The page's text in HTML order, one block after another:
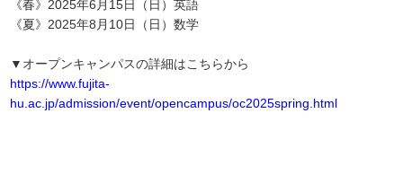
《春》2025年6月15日（日）英語
《夏》2025年8月10日（日）数学
▼オープンキャンパスの詳細はこちらから
https://www.fujita-
hu.ac.jp/admission/event/opencampus/oc2025spring.html